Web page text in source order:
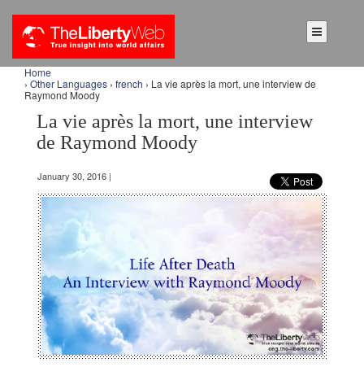
Home
› Other Languages › french › La vie après la mort, une interview de
Raymond Moody
La vie après la mort, une interview
de Raymond Moody
January 30, 2016 |